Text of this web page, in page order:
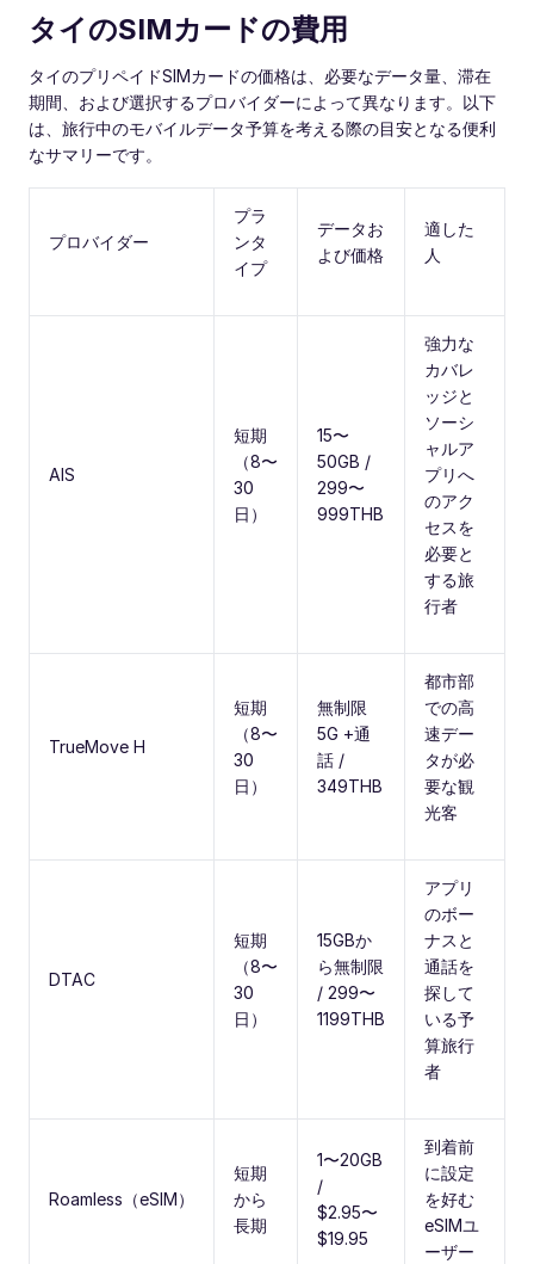
タイのSIMカードの費用
タイのプリペイドSIMカードの価格は、必要なデータ量、滞在
期間、および選択するプロバイダーによって異なります。以下
は、旅行中のモバイルデータ予算を考える際の目安となる便利
なサマリーです。
プロバイダー
プラ
ンタ
イプ
データお
よび価格
適した
人
AIS
短期
（8〜
30
日）
15〜
50GB /
299〜
999THB
強力な
カバレ
ッジと
ソーシ
ャルア
プリへ
のアク
セスを
必要と
する旅
行者
TrueMove H
短期
（8〜
30
日）
無制限
5G +通
話 /
349THB
都市部
での高
速デー
タが必
要な観
光客
DTAC
短期
（8〜
30
日）
15GBか
ら無制限
/ 299〜
1199THB
アプリ
のボー
ナスと
通話を
探して
いる予
算旅行
者
Roamless（eSIM）
短期
から
長期
1〜20GB
/
$2.95〜
$19.95
到着前
に設定
を好む
eSIMユ
ーザー